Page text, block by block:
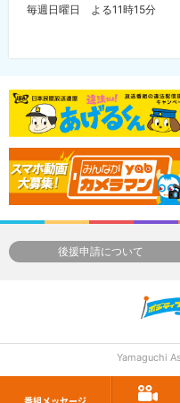
毎週日曜日 よる11時15分
後援申請について
Yamaguchi